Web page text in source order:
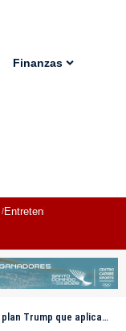
Finanzas
Entretenimiento
aplicaría un 5% a las remesas